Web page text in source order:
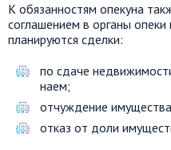
К обязанностям опекуна
соглашением в органы опеки
планируются сделки:
по сдаче
наем;
отчуждение
отказ от доли